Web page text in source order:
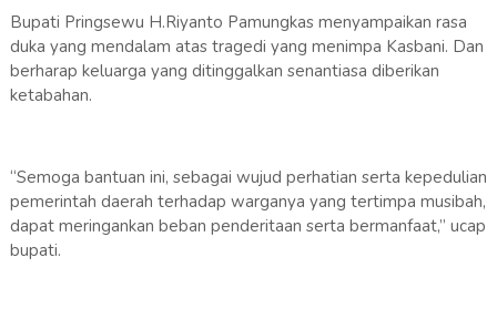
Bupati Pringsewu H.Riyanto Pamungkas menyampaikan rasa
duka yang mendalam atas tragedi yang menimpa Kasbani. Dan
berharap keluarga yang ditinggalkan senantiasa diberikan
ketabahan.
“Semoga bantuan ini, sebagai wujud perhatian serta kepedulian
pemerintah daerah terhadap warganya yang tertimpa musibah,
dapat meringankan beban penderitaan serta bermanfaat,” ucap
bupati.